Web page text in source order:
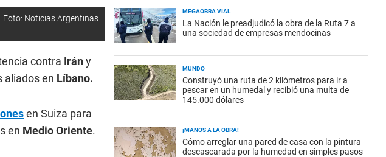
Foto: Noticias Argentinas
contra Irány
aliados en Líbano.
en Suiza para
en Medio Oriente.
MEGAOBRA VIAL
La Nación le preadjudicó la obra de la Ruta 7 a
una sociedad de empresas mendocinas
MUNDO
Construyó una ruta de 2 kilómetros para ir a
pescar en un humedal y recibió una multa de
145.000 dólares
¡MANOS A LA OBRA!
Cómo arreglar una pared de casa con la pintura
descascarada por la humedad en simples pasos